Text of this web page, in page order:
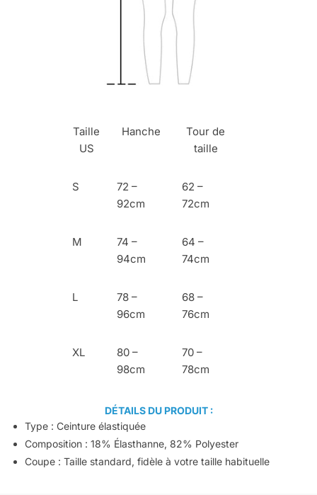
Taille
US
Hanche
Tour de
taille
S
72 –
92cm
62 –
72cm
M
74 –
94cm
64 –
74cm
L
78 –
96cm
68 –
76cm
XL
80 –
98cm
70 –
78cm
DÉTAILS DU PRODUIT :
Type : Ceinture élastiquée
Composition : 18% Élasthanne, 82% Polyester
Coupe : Taille standard, fidèle à votre taille habituelle